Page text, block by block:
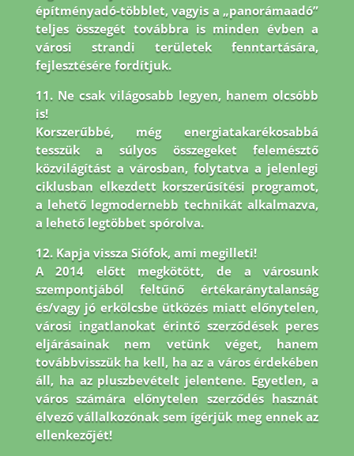
építményadó-többlet, vagyis a „panorámaadó”
teljes összegét továbbra is minden évben a
városi strandi területek fenntartására,
fejlesztésére fordítjuk.
11. Ne csak világosabb legyen, hanem olcsóbb
is!
Korszerűbbé, még energiatakarékosabbá
tesszük a súlyos összegeket felemésztő
közvilágítást a városban, folytatva a jelenlegi
ciklusban elkezdett korszerűsítési programot,
a lehető legmodernebb technikát alkalmazva,
a lehető legtöbbet spórolva.
12. Kapja vissza Siófok, ami megilleti!
A 2014 előtt megkötött, de a városunk
szempontjából feltűnő értékaránytalanság
és/vagy jó erkölcsbe ütközés miatt előnytelen,
városi ingatlanokat érintő szerződések peres
eljárásainak nem vetünk véget, hanem
továbbvisszük ha kell, ha az a város érdekében
áll, ha az pluszbevételt jelentene. Egyetlen, a
város számára előnytelen szerződés hasznát
élvező vállalkozónak sem ígérjük meg ennek az
ellenkezőjét!